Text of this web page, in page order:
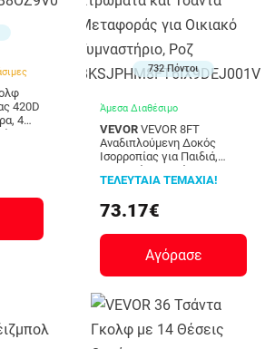
420D
4
&
732 Πόντοι
Άμεσα Διαθέσιμο
VEVOR
Αναδιπλούμενη Δοκός
Ισορροπίας για Παιδιά,
Σταθερή Υποστήριξη 90.7
KG με Αντιολισθητικά
Μεταφοράς για Οικιακό
BKSJPHM8FT6IX9DEJ001V0
ΤΕΛΕΥΤΑΙΑ ΤΕΜΑΧΙΑ!
73.17€
Αγόρασε